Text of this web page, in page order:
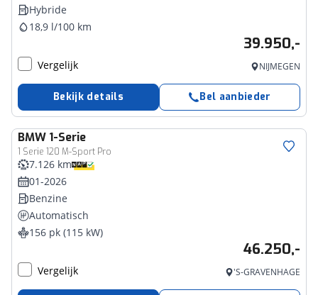
Hybride
18,9 l/100 km
39.950,-
Vergelijk NIJMEGEN
Bekijk details Bel aanbieder
BMW 1-Serie
1 Serie 120 M-Sport Pro
7.126 km
01-2026
Benzine
Automatisch
156 pk (115 kW)
46.250,-
Vergelijk 'S-GRAVENHAGE